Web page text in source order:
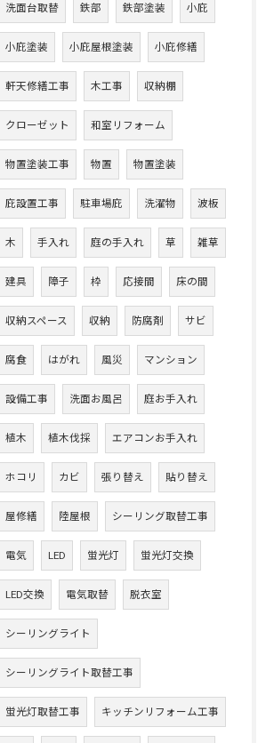
洗面台取替 鉄部 鉄部塗装 小庇
小庇塗装 小庇屋根塗装 小庇修繕
軒天修繕工事 木工事 収納棚
クローゼット 和室リフォーム
物置塗装工事 物置 物置塗装
庇設置工事 駐車場庇 洗濯物 波板
木 手入れ 庭の手入れ 草 雑草
建具 障子 枠 応接間 床の間
収納スペース 収納 防腐剤 サビ
腐食 はがれ 風災 マンション
設備工事 洗面お風呂 庭お手入れ
植木 植木伐採 エアコンお手入れ
ホコリ カビ 張り替え 貼り替え
屋修繕 陸屋根 シーリング取替工事
電気 LED 蛍光灯 蛍光灯交換
LED交換 電気取替 脱衣室
シーリングライト
シーリングライト取替工事
蛍光灯取替工事 キッチンリフォーム工事